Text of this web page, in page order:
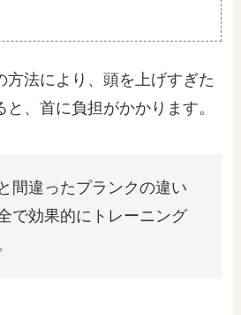
方法により、頭を上げすぎた
と、首に負担がかかります。
間違ったプランクの違い
で効果的にトレーニング